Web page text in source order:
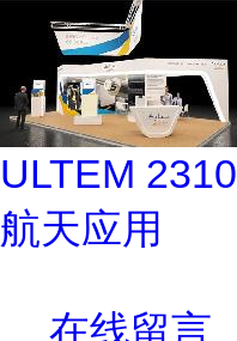
ULTEM
航天应用
在线留言